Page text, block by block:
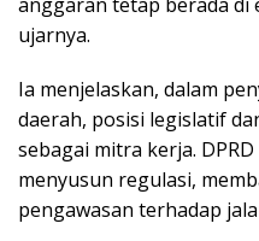
ujarnya.
Ia menjelaskan, dalam
daerah, posisi legislatif
sebagai mitra kerja.
menyusun regulasi,
pengawasan terhadap